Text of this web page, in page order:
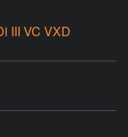
III VC VXD